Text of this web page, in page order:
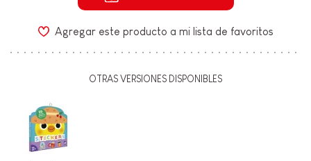
Agregar este producto a mi lista de favoritos
OTRAS VERSIONES DISPONIBLES